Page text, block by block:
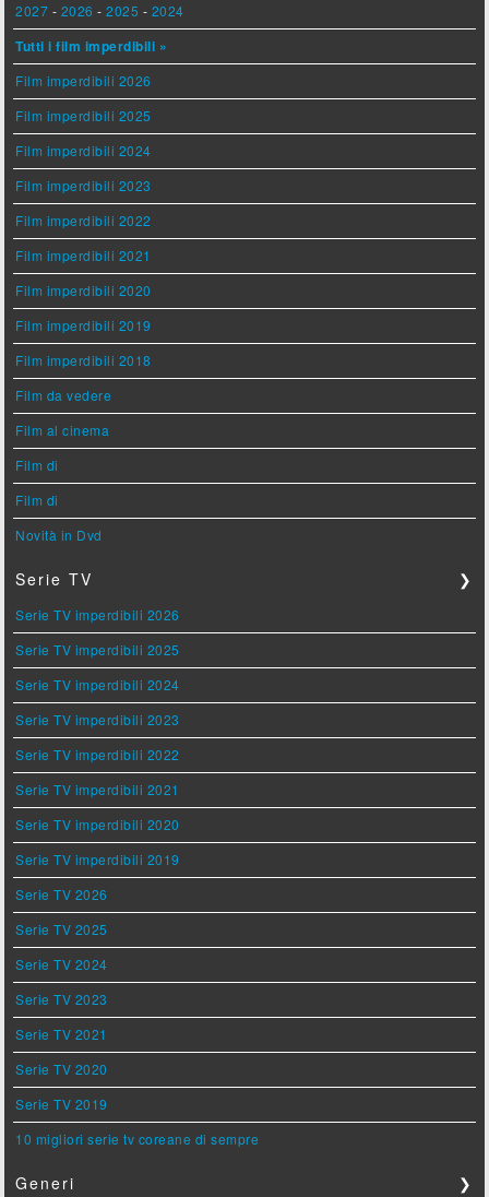
2027 - 2026 -2025 - 2024
Tutti i film imperdibili »
Film imperdibili 2026
Film imperdibili 2025
Film imperdibili 2024
Film imperdibili 2023
Film imperdibili 2022
Film imperdibili 2021
Film imperdibili 2020
Film imperdibili 2019
Film imperdibili 2018
Film da vedere
Film al cinema
Film di
Film di
Novità in Dvd
Serie TV ❯
Serie TV imperdibili 2026
Serie TV imperdibili 2025
Serie TV imperdibili 2024
Serie TV imperdibili 2023
Serie TV imperdibili 2022
Serie TV imperdibili 2021
Serie TV imperdibili 2020
Serie TV imperdibili 2019
Serie TV 2026
Serie TV 2025
Serie TV 2024
Serie TV 2023
Serie TV 2021
Serie TV 2020
Serie TV 2019
10 migliori serie tv coreane di sempre
Generi ❯